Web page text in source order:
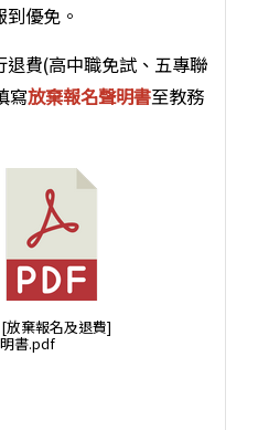
優免。
費(高中職免試、五專聯
寫放棄報名聲明書至教務
放棄報名及退費]
書.pdf